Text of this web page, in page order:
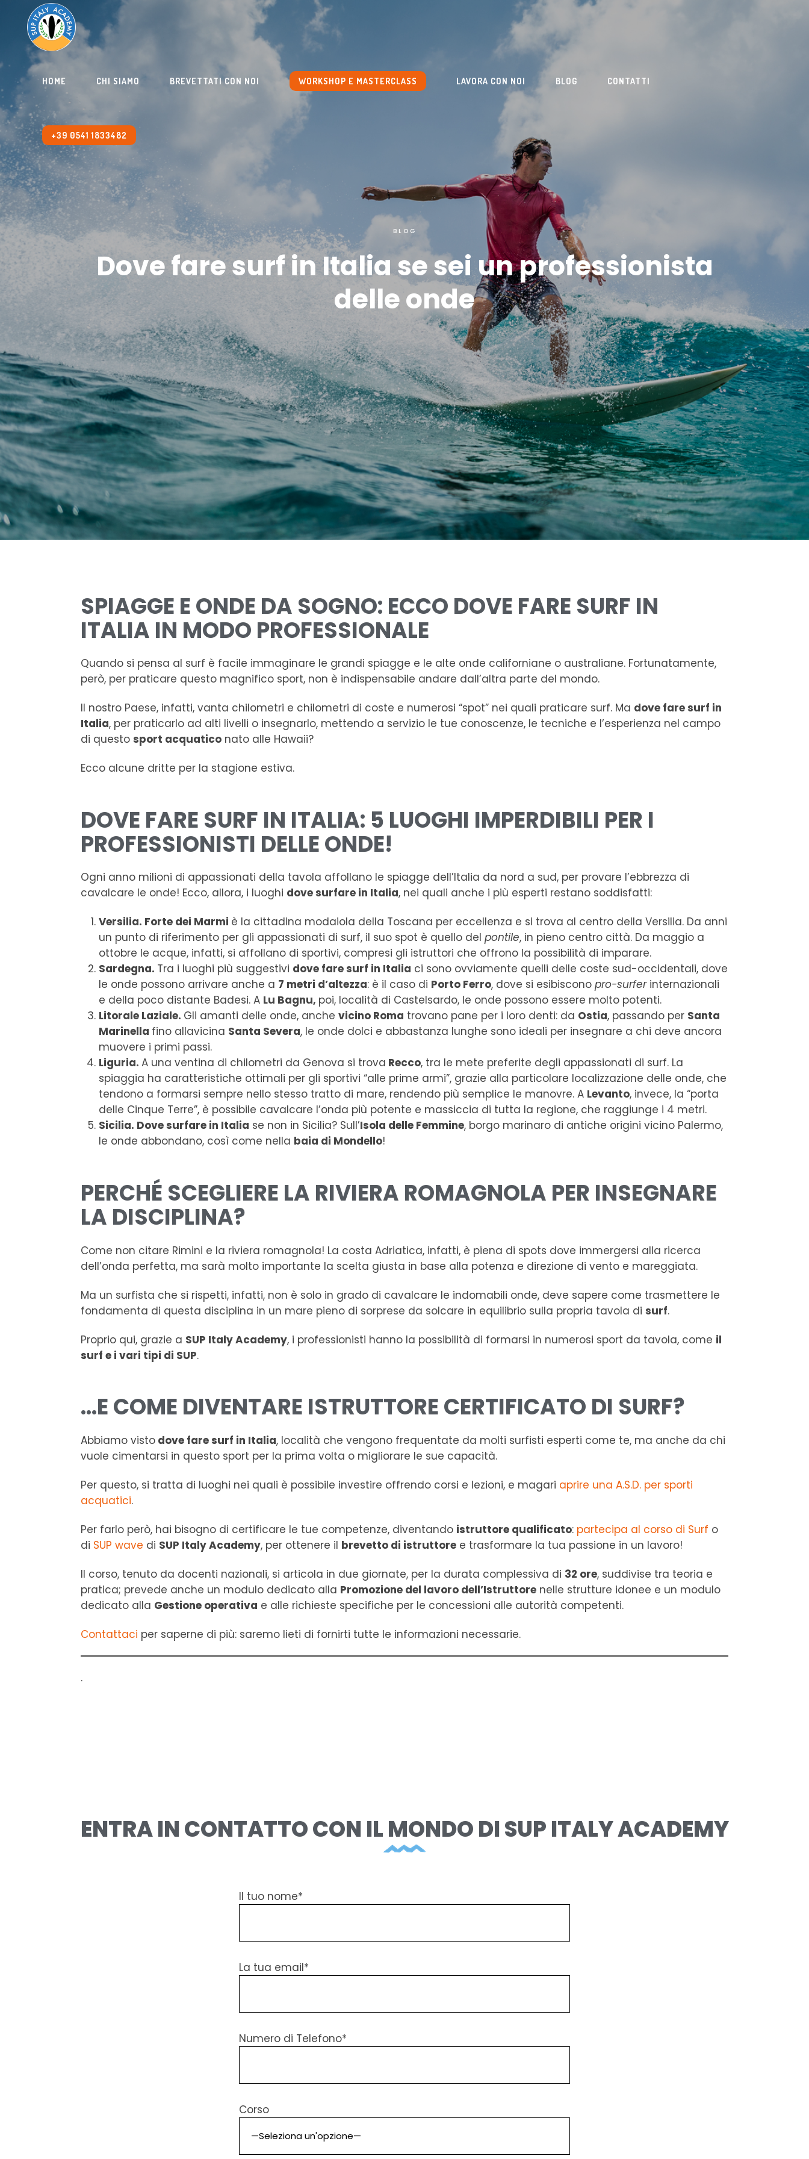
HOME CHI SIAMO BREVETTATI CON NOI WORKSHOP E MASTERCLASS LAVORA CON NOI BLOG CONTATTI
+39 0541 1833482
BLOG
Dove fare surf in Italia se sei un professionista
delle onde
SPIAGGE E ONDE DA SOGNO: ECCO DOVE FARE SURF IN
ITALIA IN MODO PROFESSIONALE
Quando si pensa al surf è facile immaginare le grandi spiagge e le alte onde californiane o australiane. Fortunatamente,
però, per praticare questo magnifico sport, non è indispensabile andare dall’altra parte del mondo.
Il nostro Paese, infatti, vanta chilometri e chilometri di coste e numerosi “spot” nei quali praticare surf. Ma dove fare surf in
Italia, per praticarlo ad alti livelli o insegnarlo, mettendo a servizio le tue conoscenze, le tecniche e l’esperienza nel campo
di questosport acquatico nato alle Hawaii?
Ecco alcune dritte per la stagione estiva.
DOVE FARE SURF IN ITALIA: 5 LUOGHI IMPERDIBILI PER I
PROFESSIONISTI DELLE ONDE!
Ogni anno milioni di appassionati della tavola affollano le spiagge dell’Italia da nord a sud, per provare l’ebbrezza di
cavalcare le onde! Ecco, allora, i luoghi dove surfare in Italia, nei quali anche i più esperti restano soddisfatti:
Versilia. Forte dei Marmi è la cittadina modaiola della Toscana per eccellenza e si trova al centro della Versilia. Da anni
un punto di riferimento per gli appassionati di surf, il suo spot è quello delpontile, in pieno centro città. Da maggio a
ottobre le acque, infatti, si affollano di sportivi, compresi gli istruttori che offrono la possibilità di imparare.
Sardegna. Tra i luoghi più suggestivi dove fare surf in Italia ci sono ovviamente quelli delle coste sud-occidentali, dove
le onde possono arrivare anche a 7 metri d’altezza: è il caso di Porto Ferro, dove si esibisconopro-surferinternazionali
e della poco distante Badesi. A Lu Bagnu, poi, località di Castelsardo, le onde possono essere molto potenti.
Litorale Laziale. Gli amanti delle onde, anchevicino Roma trovano pane per i loro denti: da Ostia, passando per Santa
Marinella fino allavicina Santa Severa, le onde dolci e abbastanza lunghe sono ideali per insegnare a chi deve ancora
muovere i primi passi.
Liguria.A una ventina di chilometri da Genova si trova Recco, tra le mete preferite degli appassionati di surf. La
spiaggia ha caratteristiche ottimali per gli sportivi “alle prime armi”, grazie alla particolare localizzazione delle onde, che
tendono a formarsi sempre nello stesso tratto di mare, rendendo più semplice le manovre. A Levanto, invece, la “porta
delle Cinque Terre”, è possibile cavalcare l’onda più potente e massiccia di tutta la regione, che raggiunge i 4 metri.
Sicilia. Dove surfare in Italia se non in Sicilia? Sull’Isola delle Femmine, borgo marinaro di antiche origini vicino Palermo,
le onde abbondano, così come nella baia di Mondello!
PERCHÉ SCEGLIERE LA RIVIERA ROMAGNOLA PER INSEGNARE
LA DISCIPLINA?
Come non citare Rimini e la riviera romagnola! La costa Adriatica, infatti, è piena di spots dove immergersi alla ricerca
dell’onda perfetta, ma sarà molto importante la scelta giusta in base alla potenza e direzione di vento e mareggiata.
Ma un surfista che si rispetti, infatti, non è solo in grado di cavalcare le indomabili onde, deve sapere come trasmettere le
fondamenta di questa disciplina in un mare pieno di sorprese da solcare in equilibrio sulla propria tavola disurf.
Proprio qui, grazie a SUP Italy Academy, i professionisti hanno la possibilità di formarsi in numerosi sport da tavola, come il
surf e i vari tipi di SUP.
…E COME DIVENTARE ISTRUTTORE CERTIFICATO DI SURF?
Abbiamo visto dove fare surf in Italia, località che vengono frequentate da molti surfisti esperti come te, ma anche da chi
vuole cimentarsi in questo sport per la prima volta o migliorare le sue capacità.
Per questo, si tratta di luoghi nei quali è possibile investire offrendo corsi e lezioni, e magari aprire una A.S.D. per sporti
acquatici.
Per farlo però, hai bisogno di certificare le tue competenze, diventando istruttore qualificato: partecipa al corso di Surf o
di SUP wave di SUP Italy Academy, per ottenere il brevetto di istruttore e trasformare la tua passione in un lavoro!
Il corso, tenuto da docenti nazionali, si articola in due giornate, per la durata complessiva di 32 ore, suddivise tra teoria e
pratica; prevede anche un modulo dedicato alla Promozione del lavoro dell’Istruttore nelle strutture idonee e un modulo
dedicato alla Gestione operativa e alle richieste specifiche per le concessioni alle autorità competenti.
Contattaci per saperne di più: saremo lieti di fornirti tutte le informazioni necessarie.
.
ENTRA IN CONTATTO CON IL MONDO DI SUP ITALY ACADEMY
Il tuo nome*
La tua email*
Numero di Telefono*
Corso